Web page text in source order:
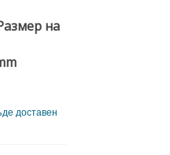
на
доставен